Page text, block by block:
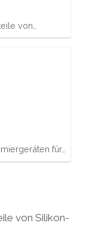
von…
für…
von Silikon-